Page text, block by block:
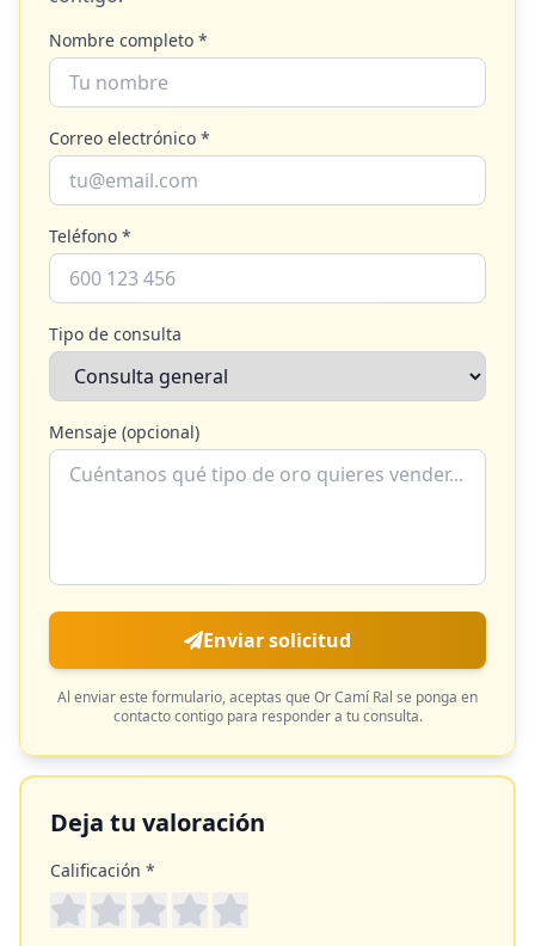
Nombre completo *
Correo electrónico *
Teléfono *
Tipo de consulta
Mensaje (opcional)
Enviar solicitud
Al enviar este formulario, aceptas que Or Camí Ral se ponga en
contacto contigo para responder a tu consulta.
Deja tu valoración
Calificación *